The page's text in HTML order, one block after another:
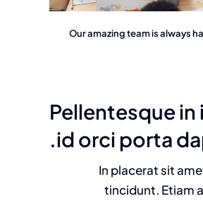
Our amazing team is always
Pellentesque in
id orci porta
In placerat sit
tincidunt. Etiam